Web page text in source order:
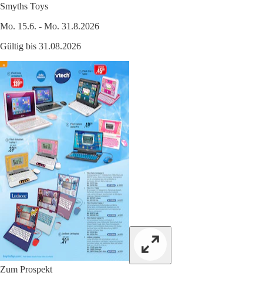
Smyths Toys
Mo. 15.6. - Mo. 31.8.2026
Gültig bis 31.08.2026
Zum Prospekt